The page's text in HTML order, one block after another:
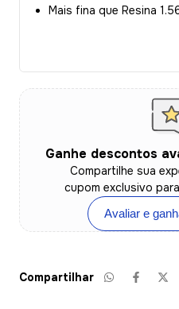
Mais fina que Resina
Ganhe descontos
Compartilhe sua
cupom exclusivo
Avaliar e
Compartilhar